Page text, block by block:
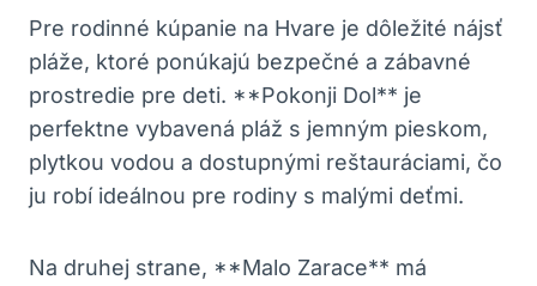
Pre rodinné kúpanie na Hvare je dôležité nájsť
pláže, ktoré ponúkajú bezpečné a zábavné
prostredie pre deti. **Pokonji Dol** je
perfektne vybavená pláž s jemným pieskom,
plytkou vodou a dostupnými reštauráciami, čo
ju robí ideálnou pre rodiny s malými deťmi.
Na druhej strane, **Malo Zarace** má